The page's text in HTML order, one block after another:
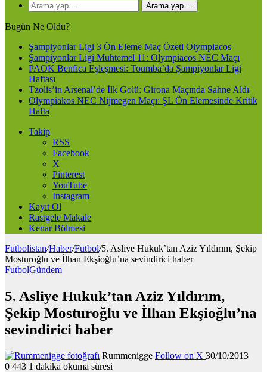
Arama yap ...
Bugün Ne Oldu?
Şampiyonlar Ligi 3 Ön Eleme Maç Özeti Olympiacos
Şampiyonlar Ligi Muhtemel 11: Olympiacos NEC Maçı
PAOK Benfica Eşleşmesi: Toumba’da Şampiyonlar Ligi
Haftası
Tzolis’in Arsenal’de İlk Golü: Girona Maçında Sahne Aldı
Olympiakos NEC Nijmegen Maçı: ŞL Ön Elemesinde Kritik
Hafta
Takip
RSS
Facebook
X
Pinterest
YouTube
Instagram
Kayıt Ol
Rastgele Makale
Kenar Bölmesi
Futbolistan/Haber/Futbol/5. Asliye Hukuk’tan Aziz Yıldırım, Şekip
Mosturoğlu ve İlhan Ekşioğlu’na sevindirici haber
FutbolGündem
5. Asliye Hukuk’tan Aziz Yıldırım,
Şekip Mosturoğlu ve İlhan Ekşioğlu’na
sevindirici haber
Rummenigge Follow on X 30/10/2013
0 443 1 dakika okuma süresi